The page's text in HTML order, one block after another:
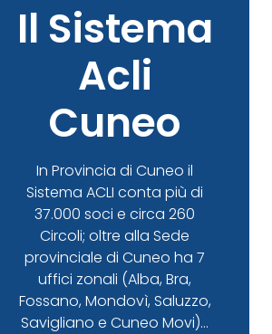
Il Sistema
Acli
Cuneo
In Provincia di Cuneo il
Sistema ACLI conta più di
37.000 soci e circa 260
Circoli; oltre alla Sede
provinciale di Cuneo ha 7
uffici zonali (Alba, Bra,
Fossano, Mondovì, Saluzzo,
Savigliano e Cuneo Movi)...